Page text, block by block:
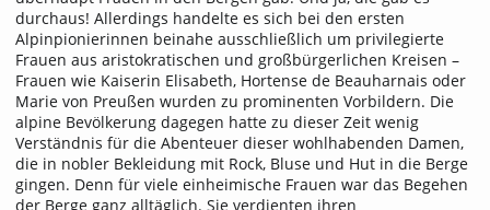
durchaus! Allerdings handelte es sich bei den ersten
Alpinpionierinnen beinahe ausschließlich um privilegierte
Frauen aus aristokratischen und großbürgerlichen Kreisen –
Frauen wie Kaiserin Elisabeth, Hortense de Beauharnais oder
Marie von Preußen wurden zu prominenten Vorbildern. Die
alpine Bevölkerung dagegen hatte zu dieser Zeit wenig
Verständnis für die Abenteuer dieser wohlhabenden Damen,
die in nobler Bekleidung mit Rock, Bluse und Hut in die Berge
gingen. Denn für viele einheimische Frauen war das Begehen
der Berge ganz alltäg­lich. Sie verdienten ihren